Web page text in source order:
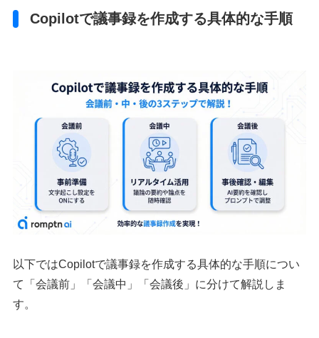
Copilotで議事録を作成する具体的な手順
以下ではCopilotで議事録を作成する具体的な手順につい
て「会議前」「会議中」「会議後」に分けて解説しま
す。